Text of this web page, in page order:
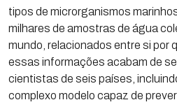
tipos de microrganismos
milhares de amostras de água
mundo, relacionados entre si por
essas informações acabam de
cientistas de seis países,
complexo modelo capaz de